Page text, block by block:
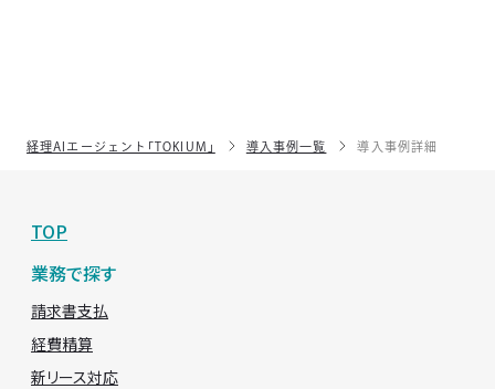
経理AIエージェント「TOKIUM」 導入事例一覧 導入事例詳細
TOP
業務で探す
請求書支払
経費精算
新リース対応